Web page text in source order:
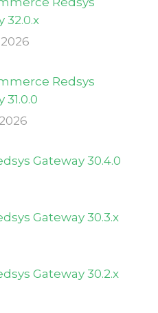
32.0.x
Redsys
31.0.0
Gateway 30.4.0
Gateway 30.3.x
Gateway 30.2.x